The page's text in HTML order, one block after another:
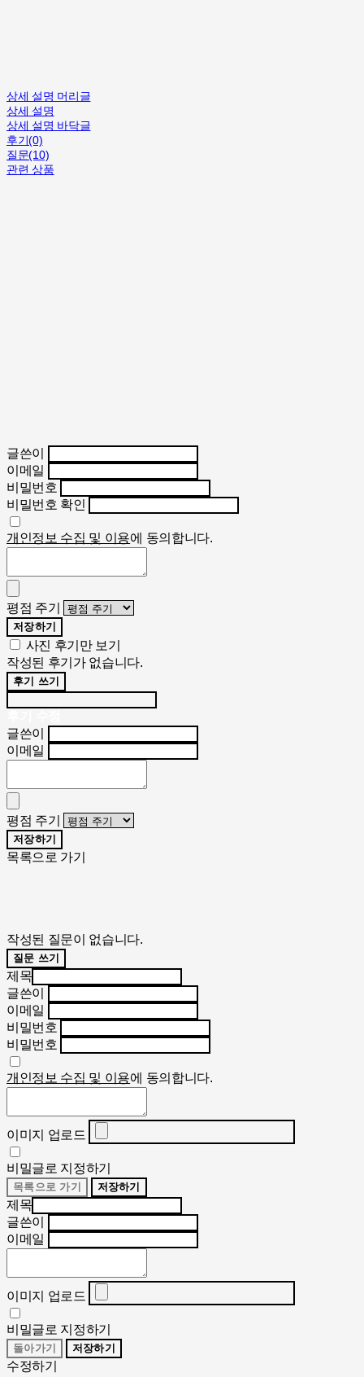
상세 설명 머리글
상세 설명
상세 설명 바닥글
후기(0)
질문(10)
관련 상품
글쓴이
이메일
비밀번호
비밀번호 확인
개인정보 수집 및 이용에 동의합니다.
평점 주기
저장하기
사진 후기만 보기
작성된 후기가 없습니다.
후기 쓰기
글쓴이
이메일
평점 주기
저장하기
목록으로 가기
작성된 질문이 없습니다.
질문 쓰기
제목
글쓴이
이메일
비밀번호
비밀번호
개인정보 수집 및 이용에 동의합니다.
이미지 업로드
비밀글로 지정하기
목록으로 가기 저장하기
제목
글쓴이
이메일
이미지 업로드
비밀글로 지정하기
돌아가기 저장하기
수정하기